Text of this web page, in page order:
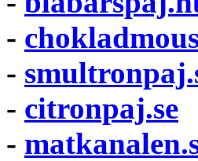
-
-
- citronpaj.se
-